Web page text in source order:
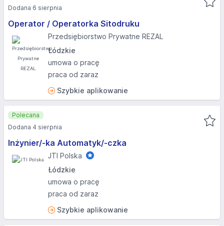
Operator / Operatorka Sitodruku
Przedsiębiorstwo Prywatne REZAL
Łódzkie
umowa o pracę
praca od zaraz
Szybkie aplikowanie
Dodana 6 sierpnia
Inżynier/-ka Automatyk/-czka
JTI Polska
Łódzkie
umowa o pracę
praca od zaraz
Szybkie aplikowanie
Polecana
Dodana 4 sierpnia